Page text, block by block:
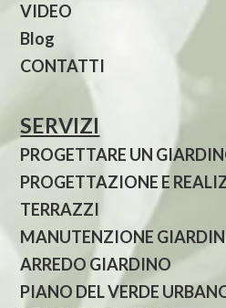
VIDEO
Blog
CONTATTI
SERVIZI
PROGETTARE UN
PROGETTAZIONE E
TERRAZZI
MANUTENZIONE
ARREDO GIARDINO
PIANO DEL VERDE